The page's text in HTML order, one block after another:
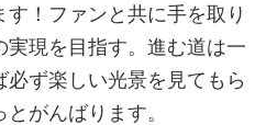
！ファンと共に手を取り
現を目指す。進む道は一
ず楽しい光景を見てもら
がんばります。